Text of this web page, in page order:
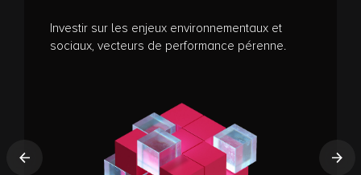
Investir sur les enjeux environnementaux et
sociaux, vecteurs de performance pérenne.